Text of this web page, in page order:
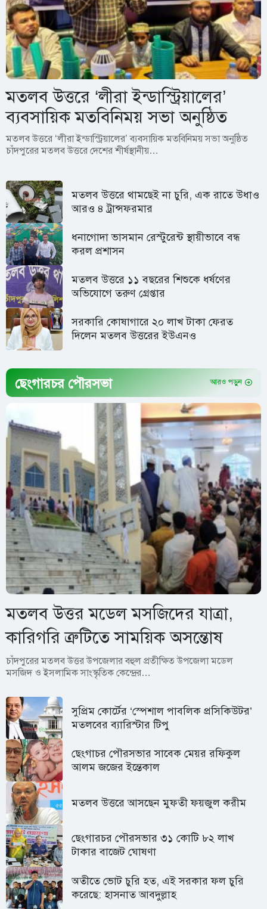
মতলব উত্তরে ‘লীরা ইন্ডাস্ট্রিয়ালের’
ব্যবসায়িক মতবিনিময় সভা অনুষ্ঠিত
মতলব উত্তরে ‘লীরা ইন্ডাস্ট্রিয়ালের’ ব্যবসায়িক মতবিনিময় সভা অনুষ্ঠিত
চাঁদপুরের মতলব উত্তরে দেশের শীর্ষস্থানীয়…
মতলব উত্তরে থামছেই না চুরি, এক রাতে উধাও
আরও ৪ ট্রান্সফরমার
ধনাগোদা ভাসমান রেস্টুরেন্ট স্থায়ীভাবে বন্ধ
করল প্রশাসন
মতলব উত্তরে ১১ বছরের শিশুকে ধর্ষণের
অভিযোগে তরুণ গ্রেপ্তার
সরকারি কোষাগারে ২০ লাখ টাকা ফেরত
দিলেন মতলব উত্তরের ইউএনও
ছেংগারচর পৌরসভা আরও পড়ুন
মতলব উত্তর মডেল মসজিদের যাত্রা,
কারিগরি ত্রুটিতে সাময়িক অসন্তোষ
চাঁদপুরের মতলব উত্তর উপজেলার বহুল প্রতীক্ষিত উপজেলা মডেল
মসজিদ ও ইসলামিক সাংস্কৃতিক কেন্দ্রের…
সুপ্রিম কোর্টের ‘স্পেশাল পাবলিক প্রসিকিউটর’
মতলবের ব্যারিস্টার টিপু
ছেংগাচর পৌরসভার সাবেক মেয়র রফিকুল
আলম জজের ইন্তেকাল
মতলব উত্তরে আসছেন মুফতী ফয়জুল করীম
ছেংগারচর পৌরসভার ৩১ কোটি ৮২ লাখ
টাকার বাজেট ঘোষণা
অতীতে ভোট চুরি হত, এই সরকার ফল চুরি
করেছে: হাসনাত আবদুল্লাহ